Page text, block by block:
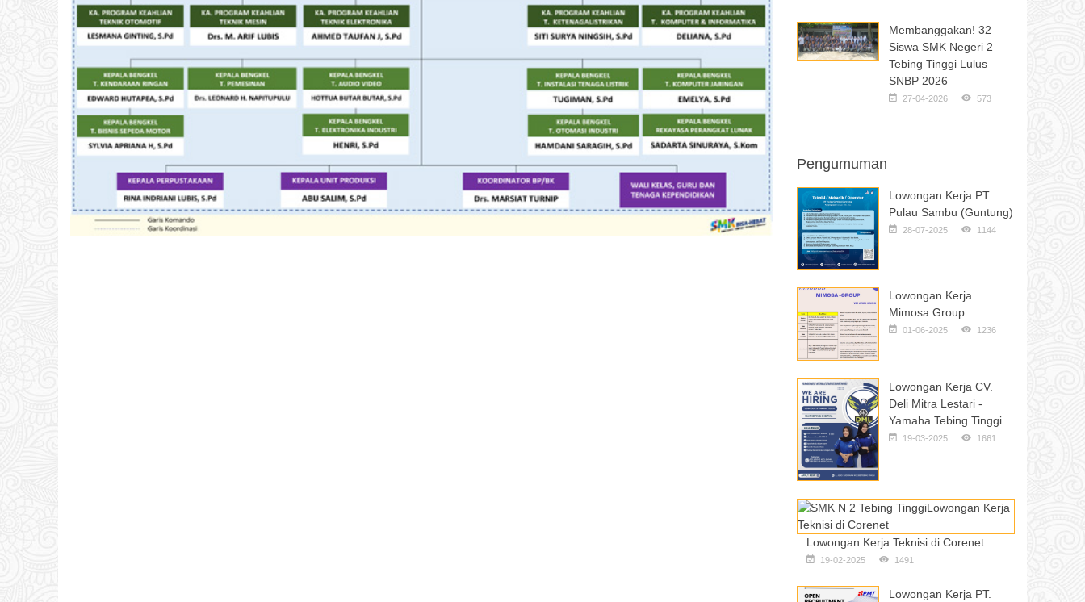
Membanggakan! 32
Siswa SMK Negeri 2
Tebing Tinggi Lulus
SNBP 2026
27-04-2026 573
Pengumuman
Lowongan Kerja PT
Pulau Sambu (Guntung)
28-07-2025 1144
Lowongan Kerja
Mimosa Group
01-06-2025 1236
Lowongan Kerja CV.
Deli Mitra Lestari -
Yamaha Tebing Tinggi
19-03-2025 1661
Lowongan Kerja Teknisi di Corenet
19-02-2025 1491
Lowongan Kerja PT.